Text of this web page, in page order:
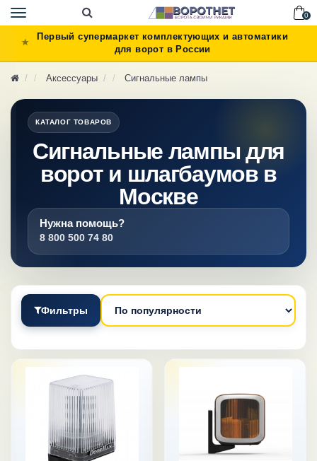
Toggle
navigation
0
Первый супермаркет комплектующих и автоматики
для ворот в России
Аксессуары Сигнальные лампы
КАТАЛОГ ТОВАРОВ
Сигнальные лампы для
ворот и шлагбаумов в
Москве
Нужна помощь?
8 800 500 74 80
Фильтры